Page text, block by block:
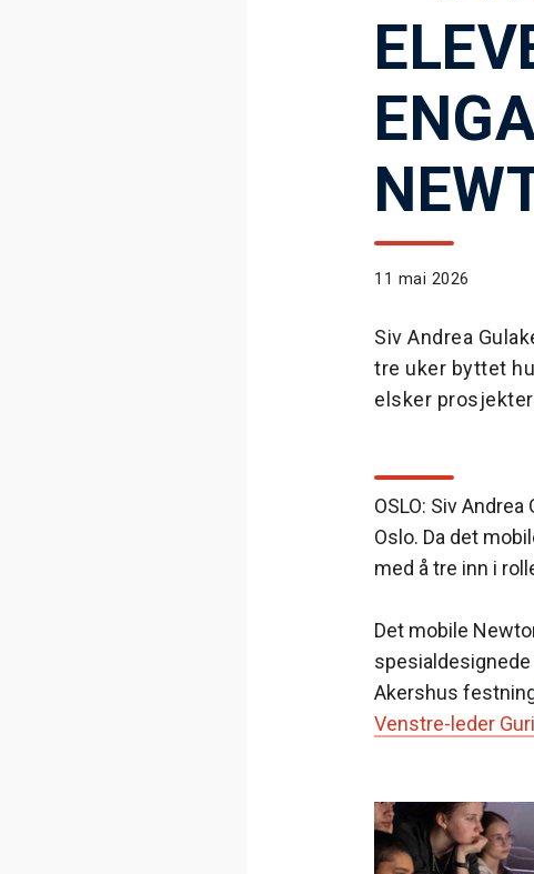
11 mai 2026
Siv Andrea
tre uker byttet
elsker
OSLO: Siv
Oslo. Da det
med å tre inn i
Det mobile
Akershus
Venstre-leder